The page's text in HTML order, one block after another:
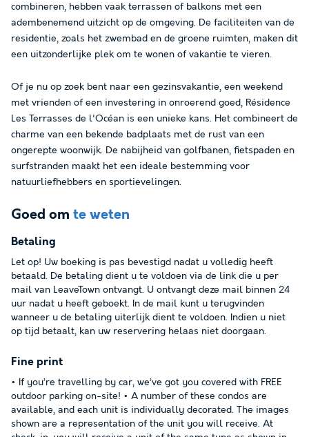
combineren, hebben vaak terrassen of balkons met een
adembenemend uitzicht op de omgeving. De faciliteiten van de
residentie, zoals het zwembad en de groene ruimten, maken dit
een uitzonderlijke plek om te wonen of vakantie te vieren.
Of je nu op zoek bent naar een gezinsvakantie, een weekend
met vrienden of een investering in onroerend goed, Résidence
Les Terrasses de l'Océan is een unieke kans. Het combineert de
charme van een bekende badplaats met de rust van een
ongerepte woonwijk. De nabijheid van golfbanen, fietspaden en
surfstranden maakt het een ideale bestemming voor
natuurliefhebbers en sportievelingen.
Goed om te weten
Betaling
Let op! Uw boeking is pas bevestigd nadat u volledig heeft
betaald. De betaling dient u te voldoen via de link die u per
mail van LeaveTown ontvangt. U ontvangt deze mail binnen 24
uur nadat u heeft geboekt. In de mail kunt u terugvinden
wanneer u de betaling uiterlijk dient te voldoen. Indien u niet
op tijd betaalt, kan uw reservering helaas niet doorgaan.
Fine print
• If you’re travelling by car, we’ve got you covered with FREE
outdoor parking on-site! • A number of these condos are
available, and each unit is individually decorated. The images
shown are a representation of the unit you will receive. At